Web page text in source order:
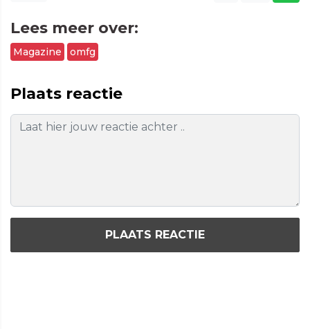
Lees meer over:
Magazine omfg
Plaats reactie
PLAATS REACTIE